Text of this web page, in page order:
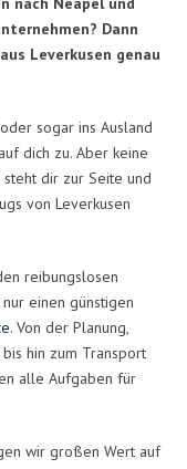
Dann
Leverkusen genau
sogar ins Ausland
dich zu. Aber keine
dir zur Seite und
von Leverkusen
reibungslosen
einen günstigen
. Von der Planung,
hin zum Transport
alle Aufgaben für
wir großen Wert auf